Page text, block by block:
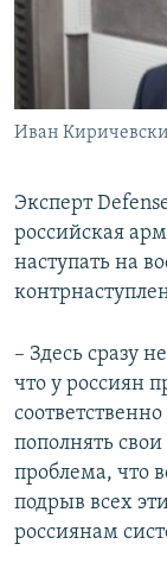
Иван
Эксперт
российская
наступать на
– Здесь сразу
что у россиян
пополнять
проблема, что
подрыв всех
россиянам